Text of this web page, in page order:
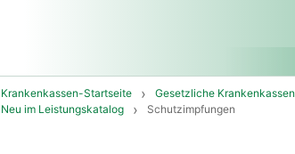
Krankenkassen-Startseite Gesetzliche Krankenkassen
Neu im Leistungskatalog
Schutzimpfungen